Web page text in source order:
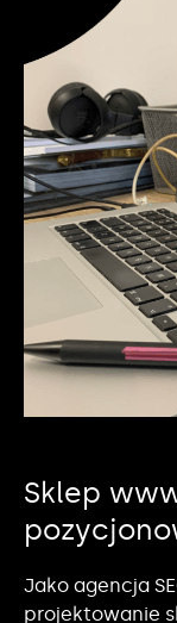
Sklep
Jako agencja
projektowanie